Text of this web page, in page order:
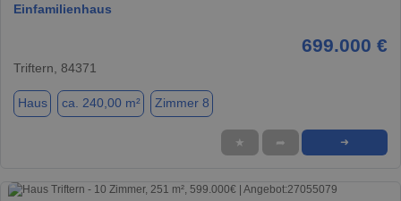
Einfamilienhaus
699.000 €
Triftern, 84371
Haus ca. 240,00 m² Zimmer 8
★ ➦ ➜